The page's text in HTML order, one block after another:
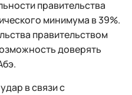
правительства
минимума в 39%.
правительством
доверять
в связи с